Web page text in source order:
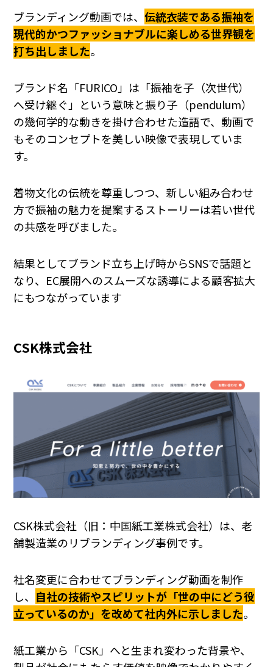
ブランディング動画では、伝統衣装である振袖を
現代的かつファッショナブルに楽しめる世界観を
打ち出しました。
ブランド名「FURICO」は「振袖を子（次世代）
へ受け継ぐ」という意味と振り子（pendulum）
の幾何学的な動きを掛け合わせた造語で、動画で
もそのコンセプトを美しい映像で表現していま
す。
着物文化の伝統を尊重しつつ、新しい組み合わせ
方で振袖の魅力を提案するストーリーは若い世代
の共感を呼びました。
結果としてブランド立ち上げ時からSNSで話題と
なり、EC展開へのスムーズな誘導による顧客拡大
にもつながっています
CSK株式会社
CSK株式会社（旧：中国紙工業株式会社）は、老
舗製造業のリブランディング事例です。
社名変更に合わせてブランディング動画を制作
し、 自社の技術やスピリットが「世の中にどう役
立っているのか」を改めて社内外に示しました。
紙工業から「CSK」へと生まれ変わった背景や、